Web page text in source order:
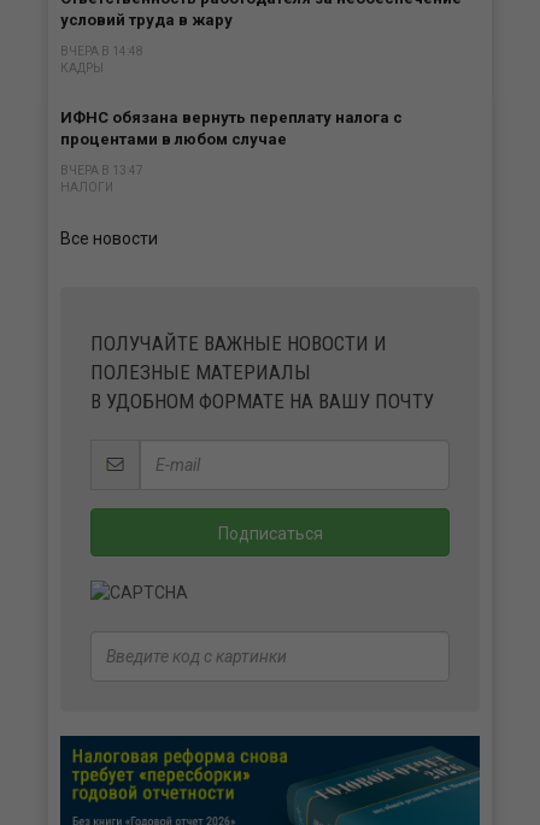
условий труда в жару
ВЧЕРА В 14:48
КАДРЫ
ИФНС обязана вернуть переплату налога с
процентами в любом случае
ВЧЕРА В 13:47
НАЛОГИ
Все новости
ПОЛУЧАЙТЕ ВАЖНЫЕ НОВОСТИ И
ПОЛЕЗНЫЕ МАТЕРИАЛЫ
В УДОБНОМ ФОРМАТЕ НА ВАШУ ПОЧТУ